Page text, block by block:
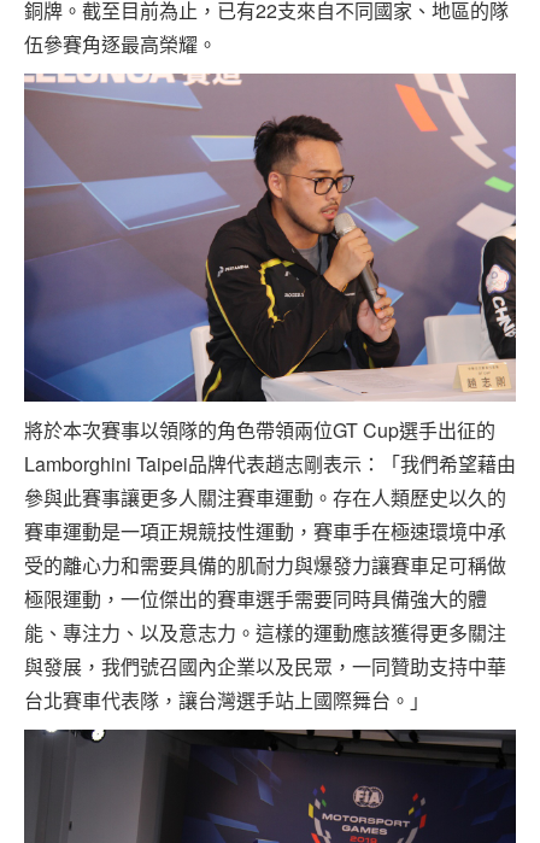
銅牌。截至目前為止，已有22支來自不同國家、地區的隊
伍參賽角逐最高榮耀。
將於本次賽事以領隊的角色帶領兩位GT Cup選手出征的
Lamborghini Taipei品牌代表趙志剛表示：「我們希望藉由
參與此賽事讓更多人關注賽車運動。存在人類歷史以久的
賽車運動是一項正規競技性運動，賽車手在極速環境中承
受的離心力和需要具備的肌耐力與爆發力讓賽車足可稱做
極限運動，一位傑出的賽車選手需要同時具備強大的體
能、專注力、以及意志力。這樣的運動應該獲得更多關注
與發展，我們號召國內企業以及民眾，一同贊助支持中華
台北賽車代表隊，讓台灣選手站上國際舞台。」